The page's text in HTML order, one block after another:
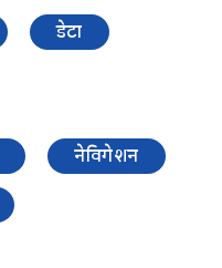
डेटा
नेविगेशन